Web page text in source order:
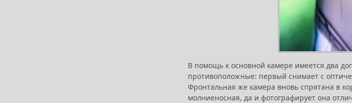
В помощь к основной камере имеется два
противоположные: первый снимает с
Фронтальная же камера вновь спрятана в
молниеносная, да и фотографирует она